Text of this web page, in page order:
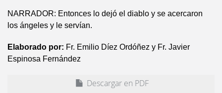
NARRADOR: Entonces lo dejó el diablo y se acercaron
los ángeles y le servían.
Elaborado por: Fr. Emilio Díez Ordóñez y Fr. Javier
Espinosa Fernández
Descargar en PDF